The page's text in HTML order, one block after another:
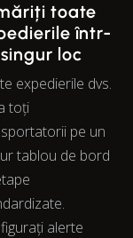
toate
într-
loc
expedierile dvs.
toți
pe un
tablou de bord
alerte